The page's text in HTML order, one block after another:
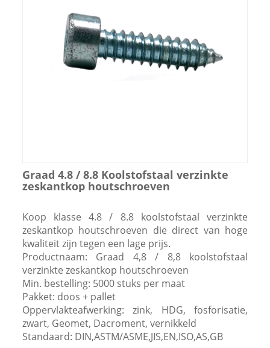
Graad 4.8 / 8.8 Koolstofstaal verzinkte
zeskantkop houtschroeven
Koop klasse 4.8 / 8.8 koolstofstaal verzinkte
zeskantkop houtschroeven die direct van hoge
kwaliteit zijn tegen een lage prijs.
Productnaam: Graad 4,8 / 8,8 koolstofstaal
verzinkte zeskantkop houtschroeven
Min. bestelling: 5000 stuks per maat
Pakket: doos + pallet
Oppervlakteafwerking: zink, HDG, fosforisatie,
zwart, Geomet, Dacroment, vernikkeld
Standaard: DIN,ASTM/ASME,JIS,EN,ISO,AS,GB